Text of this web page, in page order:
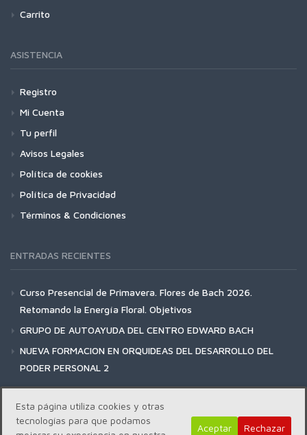
Carrito
ASISTENCIA
Registro
Mi Cuenta
Tu perfil
Avisos Legales
Política de cookies
Política de Privacidad
Términos & Condiciones
ENTRADAS RECIENTES
Curso Presencial de Primavera. Flores de Bach 2026.
Retomando la Energía Floral. Objetivos
GRUPO DE AUTOAYUDA DEL CENTRO EDWARD BACH
NUEVA FORMACION EN ORQUIDEAS DEL DESARROLLO DEL
PODER PERSONAL 2
Esta página utiliza cookies y otras
tecnologías para que podamos
Aceptar Rechazar